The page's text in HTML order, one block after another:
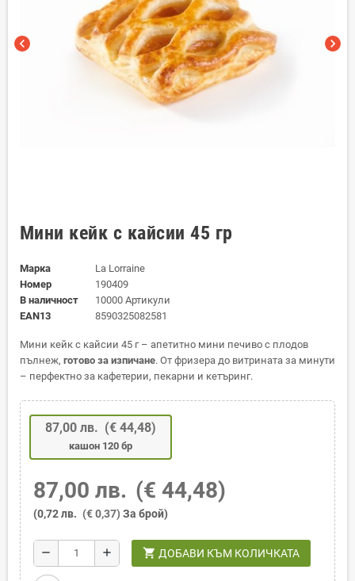
chevron_left chevron_right
Мини кейк с кайсии 45 гр
Марка
La Lorraine
Номер
190409
В наличност
10000 Артикули
EAN13
8590325082581
Мини кейк с кайсии 45 г – апетитно мини печиво с плодов
пълнеж, готово за изпичане. От фризера до витрината за минути
– перфектно за кафетерии, пекарни и кетъринг.
87,00 лв. (€ 44,48)
кашон 120 бр
87,00 лв. (€ 44,48)
(0,72 лв. (€ 0,37) За брой)
remove add shopping_cart ДОБАВИ КЪМ КОЛИЧКАТА